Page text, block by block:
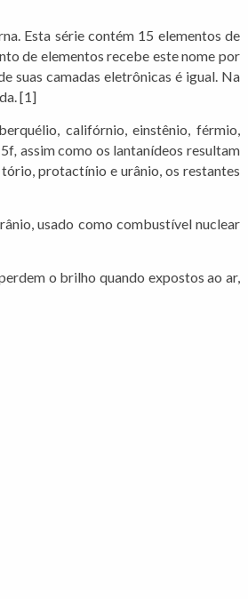
Esta série contém 15 elementos de
de elementos recebe este nome por
suas camadas eletrônicas é igual. Na
[1]
califórnio, einstênio, férmio,
, assim como os lantanídeos resultam
protactínio e urânio, os restantes
usado como combustível nuclear
o brilho quando expostos ao ar,